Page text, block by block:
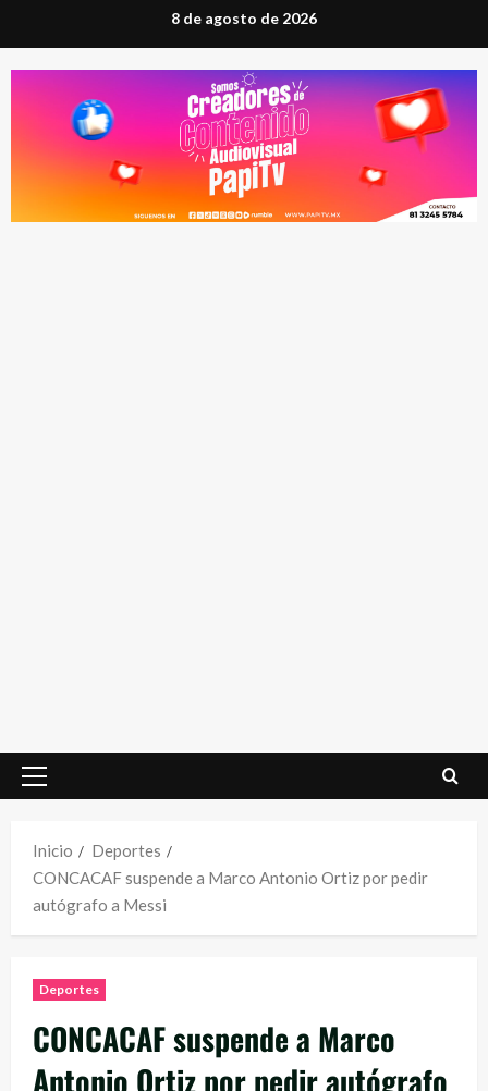
al
contenido
8 de agosto de 2026
Menú
Inicio
Deportes
CONCACAF suspende a Marco Antonio Ortiz por pedir
autógrafo a Messi
Deportes
CONCACAF suspende a Marco
Antonio Ortiz por pedir autógrafo